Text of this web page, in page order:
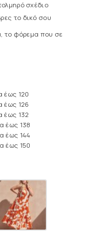
σχέδιο
το δικό σου
το φόρεμα που σε
έως 120
έως 126
έως 132
έως 138
έως 144
έως 150